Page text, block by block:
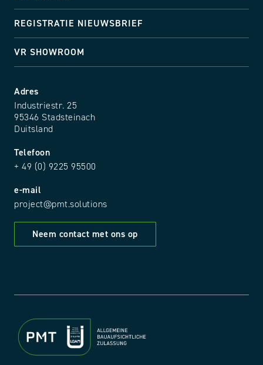
Adres
Industriestr. 25
95346 Stadsteinach
Duitsland
Telefoon
+ 49 (0) 9225 95500
e-mail
project@pmt.solutions
Neem contact met ons op
REGISTRATIE NIEUWSBRIEF
VR SHOWROOM